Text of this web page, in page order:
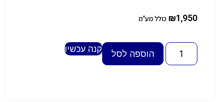
₪1,950 כולל מע"מ
הוספה לסל קנה עכשיו